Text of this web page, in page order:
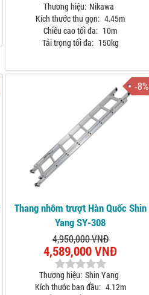
Thương hiệu: Nikawa
Kích thước thu gọn: 4.45m
Chiều cao tối đa: 10m
Tải trọng tối đa: 150kg
-8%
Thang nhôm trượt Hàn Quốc Shin
Yang SY-308
4,950,000 VNĐ
4,589,000 VNĐ
Thương hiệu: Shin Yang
Kích thước ban đầu: 4.12m